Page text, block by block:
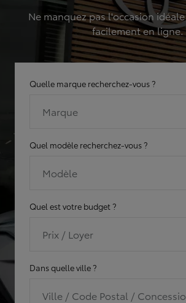
Ne manquez pas l'occasion
facilement en ligne.
Quelle marque recherchez-vous ?
Marque
Quel modèle recherchez-vous ?
Modèle
Quel est votre budget ?
Prix / Loyer
Dans quelle ville ?
Ville / Code Postal /